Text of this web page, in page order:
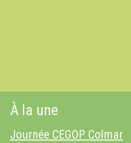
À la une
Journée CEGOP Colmar